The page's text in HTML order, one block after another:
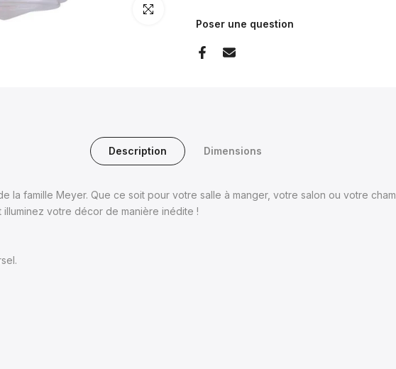
Cliquez pour agrandir
Poser une question
Description Dimensions
la famille Meyer. Que ce soit pour votre salle à manger, votre salon ou votre
votre décor de manière inédite !